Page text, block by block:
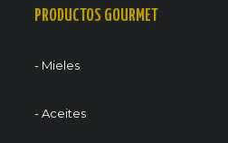
PRODUCTOS GOURMET
- Mieles
- Aceites